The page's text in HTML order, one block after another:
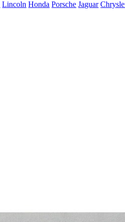
Lincoln Honda Porsche Jaguar